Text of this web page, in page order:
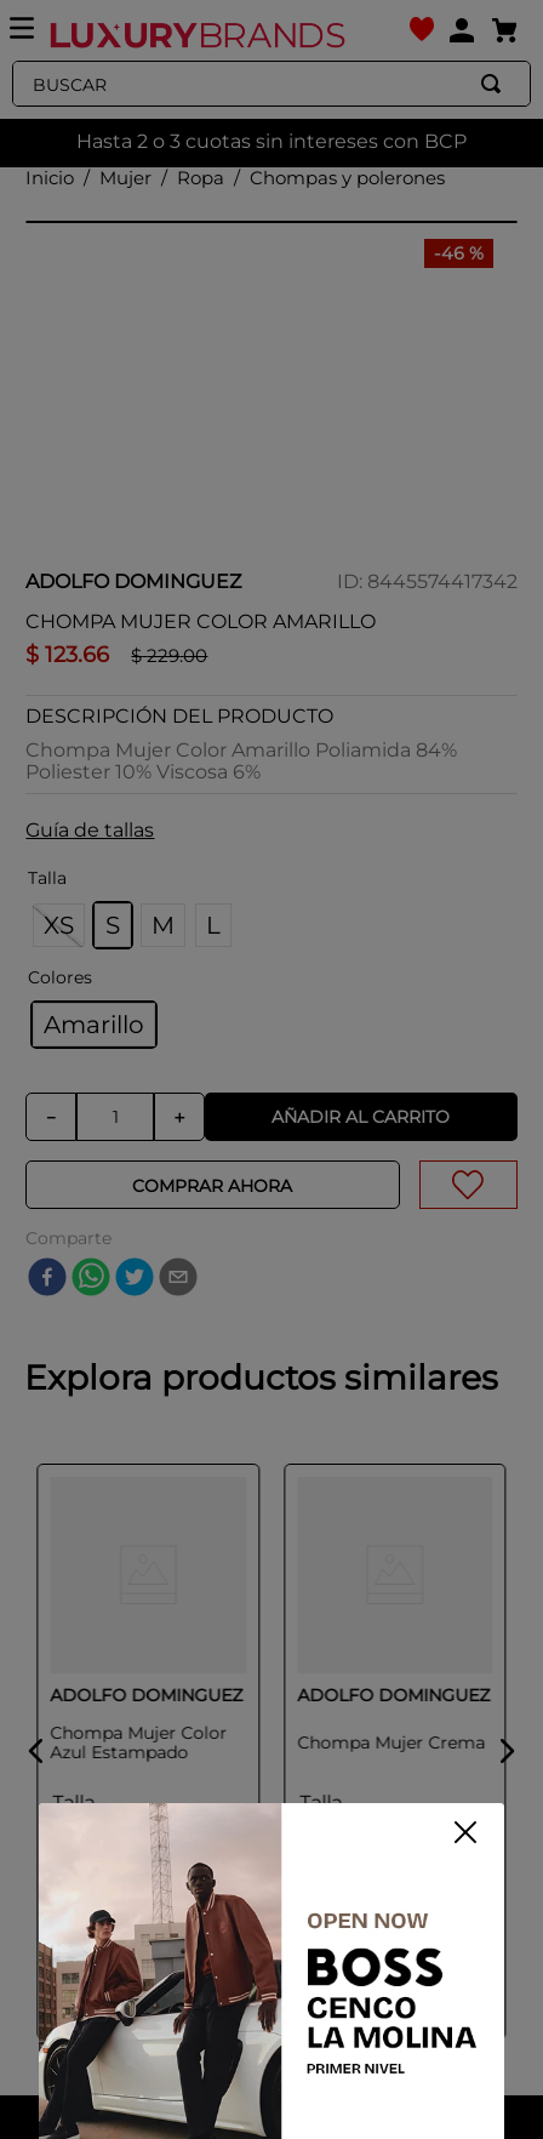
Buscar
Hasta 2 o 3 cuotas sin intereses con BCP
Mujer
Ropa Chompas y polerones
-46 %
ADOLFO DOMINGUEZ ID: 8445574417342
CHOMPA MUJER COLOR AMARILLO
$ 123.66 $ 229.00
DESCRIPCIÓN DEL PRODUCTO
Chompa Mujer Color Amarillo Poliamida 84%
Poliester 10% Viscosa 6%
Guía de tallas
Talla
XS S M L
Colores
Amarillo
＋
－ AÑADIR AL CARRITO
COMPRAR AHORA
Comparte
Explora productos similares
ADOLFO DOMINGUEZ
Chompa Mujer Color
Azul Estampado
Talla
M
Azul
$ 134.55 $ 299 .00
COMPRAR
ADOLFO DOMINGUEZ
Chompa Mujer Crema
Talla
188.46 $ 349
COMPRAR